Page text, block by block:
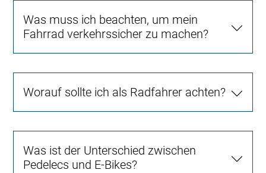
Was muss ich beachten, um mein
Fahrrad verkehrssicher zu machen?
Worauf sollte ich als Radfahrer achten?
Was ist der Unterschied zwischen
Pedelecs und E-Bikes?